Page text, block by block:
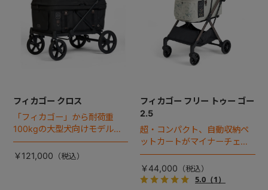
フィカゴー クロス
「フィカゴー」から耐荷重
100kgの大型犬向けモデルが
登場。
￥121,000
フィカゴー フリー トゥー ゴー
2.5
超・コンパクト、自動収納ペ
ットカートがマイナーチェン
ジ！
￥44,000
5.0（1）